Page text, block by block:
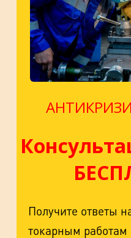
Получите ответы
токарным работам